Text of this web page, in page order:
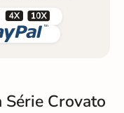

Crovato